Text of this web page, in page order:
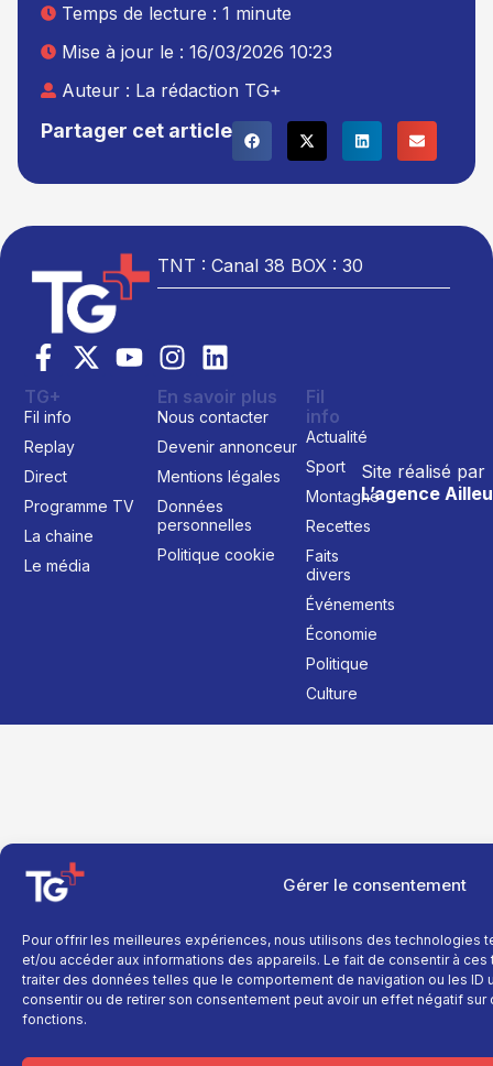
Gérer le consentement
Pour offrir les meilleures expériences, nous utilisons des technologies
et/ou accéder aux informations des appareils. Le fait de consentir à
traiter des données telles que le comportement de navigation ou les ID
consentir ou de retirer son consentement peut avoir un effet négatif
fonctions.
Partager cet article
Temps de lecture : 1 minute
Mise à jour le : 16/03/2026 10:23
Auteur : La rédaction TG+
TNT : Canal 38 BOX : 30
Site réalisé par
L’agence
TG+
Fil info
Replay
Direct
Programme TV
La chaine
Le média
En savoir plus
Nous contacter
Devenir annonceur
Mentions légales
Données
personnelles
Politique cookie
Fil
info
Actualité
Sport
Montagne
Recettes
Faits
divers
Événements
Économie
Politique
Culture